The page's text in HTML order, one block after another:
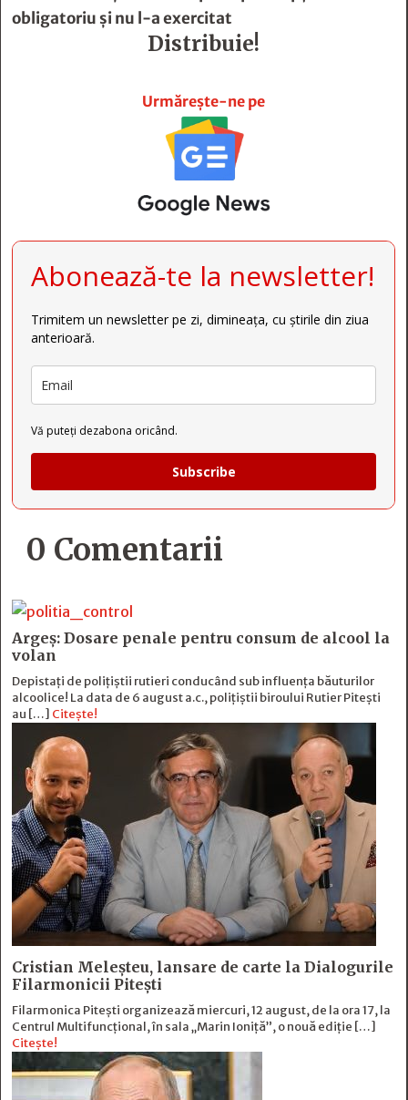
obligatoriu şi nu l-a exercitat
Distribuie!
Urmărește-ne pe
Abonează-te la newsletter!
Trimitem un newsletter pe zi, dimineața, cu știrile din ziua
anterioară.
Vă puteți dezabona oricând.
Subscribe
0 Comentarii
Argeș: Dosare penale pentru consum de alcool la
volan
Depistați de polițiștii rutieri conducând sub influența băuturilor
alcoolice! La data de 6 august a.c., polițiștii biroului Rutier Pitești
au […] Citește!
Cristian Meleșteu, lansare de carte la Dialogurile
Filarmonicii Pitești
Filarmonica Pitești organizează miercuri, 12 august, de la ora 17, la
Centrul Multifuncțional, în sala „Marin Ioniță”, o nouă ediție […]
Citește!